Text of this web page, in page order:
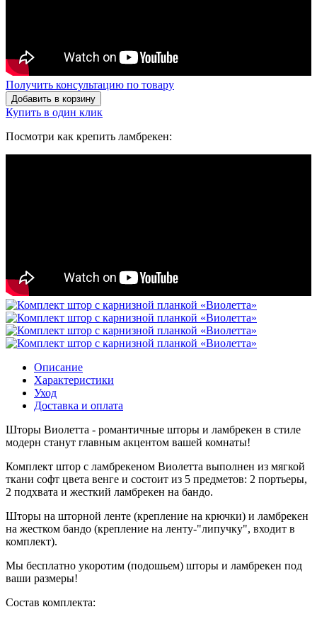
Получить консультацию по товару
Добавить в корзину
Купить в один клик
Посмотри как крепить ламбрекен:
Описание
Характеристики
Уход
Доставка и оплата
Шторы Виолетта - романтичные шторы и ламбрекен в стиле
модерн станут главным акцентом вашей комнаты!
Комплект штор с ламбрекеном Виолетта выполнен из мягкой
ткани софт цвета венге и состоит из 5 предметов: 2 портьеры,
2 подхвата и жесткий ламбрекен на бандо.
Шторы на шторной ленте (крепление на крючки) и ламбрекен
на жестком бандо (крепление на ленту-"липучку", входит в
комплект).
Мы бесплатно укоротим (подошьем) шторы и ламбрекен под
ваши размеры!
Состав комплекта: